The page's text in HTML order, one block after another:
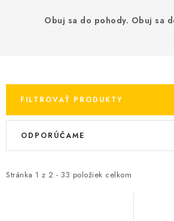
ZNAČKYObuj sa do pohody. Obuj sa
FILTROVAŤ PRODUKTY
V
i
Stránka 1 z 2 - 33 položiek celkom
R
e
ODPORÚČAME